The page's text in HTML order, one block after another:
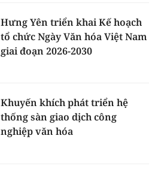
Hưng Yên triển khai Kế hoạch
tổ chức Ngày Văn hóa Việt Nam
giai đoạn 2026-2030
Khuyến khích phát triển hệ
thống sàn giao dịch công
nghiệp văn hóa